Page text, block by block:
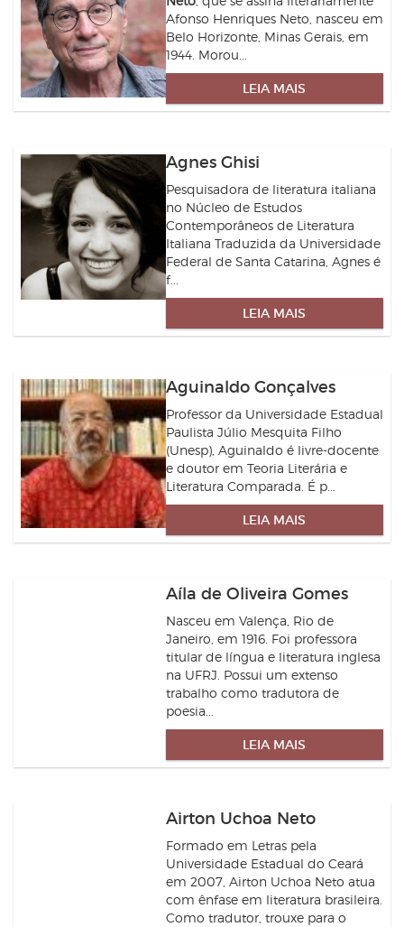
Afonso Henriques Neto, nasceu em
Belo Horizonte, Minas Gerais, em
1944. Morou...
LEIA MAIS
Agnes Ghisi
Pesquisadora de literatura italiana
no Núcleo de Estudos
Contemporâneos de Literatura
Italiana Traduzida da Universidade
Federal de Santa Catarina, Agnes é
f...
LEIA MAIS
Aguinaldo Gonçalves
Professor da Universidade Estadual
Paulista Júlio Mesquita Filho
(Unesp), Aguinaldo é livre-docente
e doutor em Teoria Literária e
Literatura Comparada. É p...
LEIA MAIS
Aíla de Oliveira Gomes
Nasceu em Valença, Rio de
Janeiro, em 1916. Foi professora
titular de língua e literatura inglesa
na UFRJ. Possui um extenso
trabalho como tradutora de
poesia...
LEIA MAIS
Airton Uchoa Neto
Formado em Letras pela
Universidade Estadual do Ceará
em 2007, Airton Uchoa Neto atua
com ênfase em literatura brasileira.
Como tradutor, trouxe para o